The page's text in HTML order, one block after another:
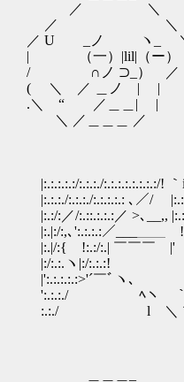
／ ＼
／ ＼ こな
／ U _ノ ヽ_ ＼
| （一）|lil|（ー
/ ∩ノ ⊃_） ／
( ＼ ／ ＿ノ | |
.＼ “ ／＿＿| |
＼ ／＿＿＿ ／
|:.:.:.:.:/:.:.:./:.:.:.:.:.:.:.:/!
|:.:.:./:.:.:./:.:.:.:.: ､／/
|:.:/:／/:.::.:.:.:／ >､
|:.|:/:,､':.:.:.:／___＿＿
|:.|/:{ !:.:/:.| ￣￣￣ |'
|:/:.:.ヽ|:/:.:.:!
|':.:.:.:.:>'´￣ﾞヽ
':.:.:./ ﾍヽ ｀T
:.:./ l ＼ ´ -